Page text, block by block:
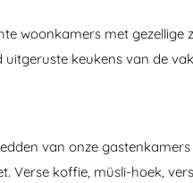
woonkamers met gezellige
keukens van de
van onze
koffie, müsli-hoek,